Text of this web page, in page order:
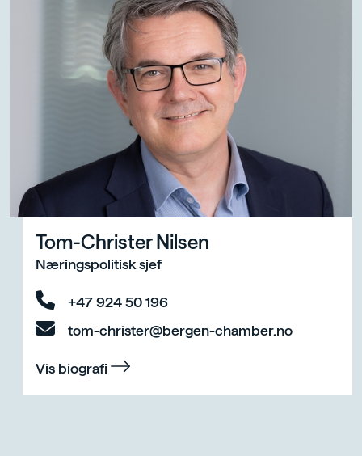
Tom-Christer Nilsen
Næringspolitisk sjef
+47 924 50 196
tom-christer@bergen-chamber.no
Vis biografi